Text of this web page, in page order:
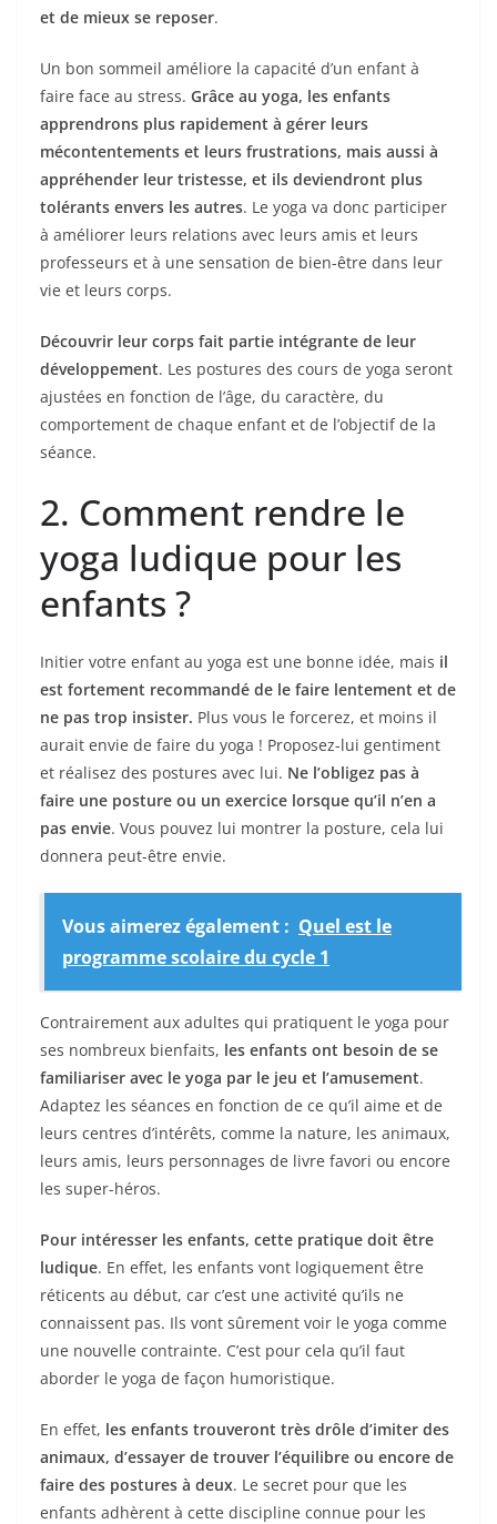
et de mieux se reposer.
Un bon sommeil améliore la capacité d’un enfant à
faire face au stress. Grâce au yoga, les enfants
apprendrons plus rapidement à gérer leurs
mécontentements et leurs frustrations, mais aussi à
appréhender leur tristesse, et ils deviendront plus
tolérants envers les autres. Le yoga va donc participer
à améliorer leurs relations avec leurs amis et leurs
professeurs et à une sensation de bien-être dans leur
vie et leurs corps.
Découvrir leur corps fait partie intégrante de leur
développement. Les postures des cours de yoga seront
ajustées en fonction de l’âge, du caractère, du
comportement de chaque enfant et de l’objectif de la
séance.
2. Comment rendre le
yoga ludique pour les
enfants ?
Initier votre enfant au yoga est une bonne idée, mais il
est fortement recommandé de le faire lentement et de
ne pas trop insister. Plus vous le forcerez, et moins il
aurait envie de faire du yoga ! Proposez-lui gentiment
et réalisez des postures avec lui. Ne l’obligez pas à
faire une posture ou un exercice lorsque qu’il n’en a
pas envie. Vous pouvez lui montrer la posture, cela lui
donnera peut-être envie.
Vous aimerez également : Quel est le
programme scolaire du cycle 1
Contrairement aux adultes qui pratiquent le yoga pour
ses nombreux bienfaits, les enfants ont besoin de se
familiariser avec le yoga par le jeu et l’amusement.
Adaptez les séances en fonction de ce qu’il aime et de
leurs centres d’intérêts, comme la nature, les animaux,
leurs amis, leurs personnages de livre favori ou encore
les super-héros.
Pour intéresser les enfants, cette pratique doit être
ludique. En effet, les enfants vont logiquement être
réticents au début, car c’est une activité qu’ils ne
connaissent pas. Ils vont sûrement voir le yoga comme
une nouvelle contrainte. C’est pour cela qu’il faut
aborder le yoga de façon humoristique.
En effet, les enfants trouveront très drôle d’imiter des
animaux, d’essayer de trouver l’équilibre ou encore de
faire des postures à deux. Le secret pour que les
enfants adhèrent à cette discipline connue pour les